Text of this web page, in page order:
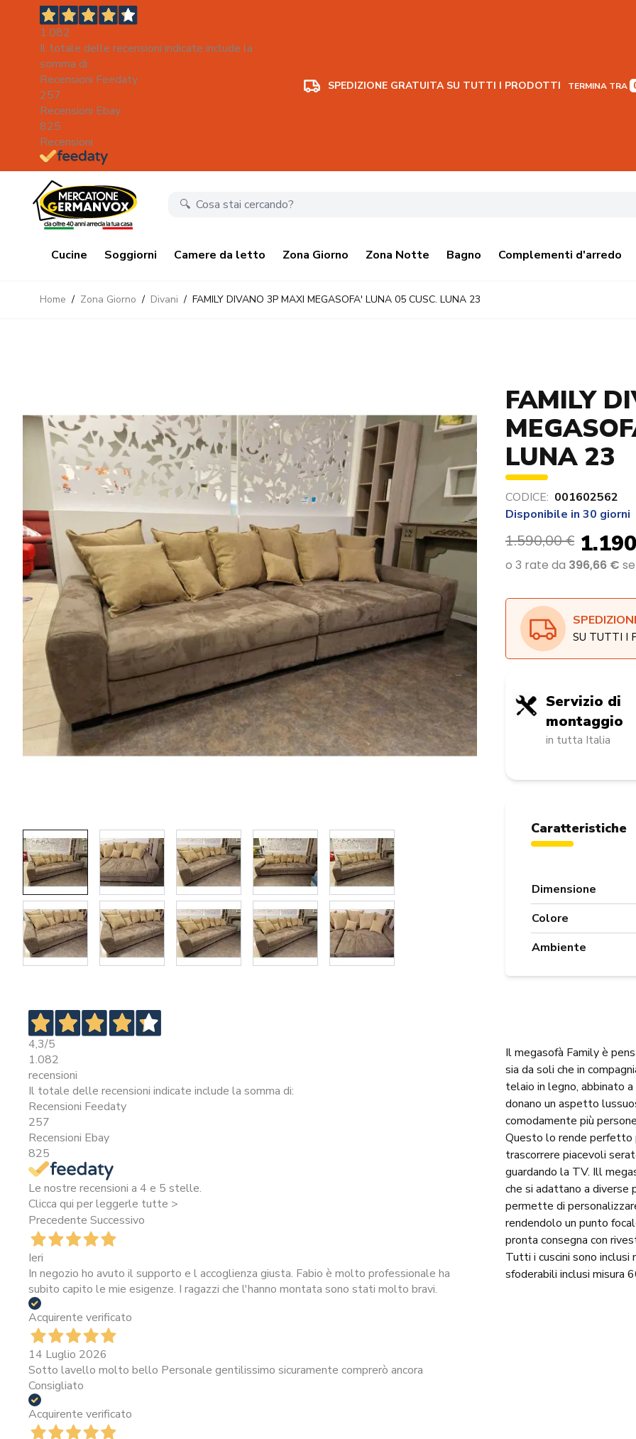
1.082
Il totale delle recensioni indicate include la
somma di:
Recensioni Feedaty
257
Recensioni Ebay
825
Recensioni
SPEDIZIONE GRATUITA SU TUTTI I PRODOTTI TERMINA TRA
Salta al contenuto
Cucine Soggiorni Camere da letto Zona Giorno Zona Notte Bagno Complementi d'arredo
Home / Zona Giorno / Divani / FAMILY DIVANO 3P MAXI MEGASOFA' LUNA 05 CUSC. LUNA 23
FAMILY
LUNA 23
CODICE: 001602562
Disponibile in 30 giorni
1.590,00 €
SU TUTTI I
Servizio di
montaggio
in tutta Italia
Caratteristiche
Dimensione
Colore
Ambiente
Il megasofà Family è
sia da soli che in
telaio in legno, abbinato
donano un aspetto
comodamente più
Questo lo rende perfetto
trascorrere piacevoli
guardando la TV. Ill
che si adattano a diverse
permette di
rendendolo un punto
pronta consegna con
Tutti i cuscini sono
sfoderabili inclusi misura
4,3/5
1.082
recensioni
Il totale delle recensioni indicate include la somma di:
Recensioni Feedaty
257
Recensioni Ebay
825
Le nostre recensioni a 4 e 5 stelle.
Clicca qui per leggerle tutte >
Precedente Successivo
Ieri
In negozio ho avuto il supporto e l accoglienza giusta. Fabio è molto professionale ha
subito capito le mie esigenze. I ragazzi che l'hanno montata sono stati molto bravi.
Acquirente verificato
14 Luglio 2026
Sotto lavello molto bello Personale gentilissimo sicuramente comprerò ancora
Consigliato
Acquirente verificato